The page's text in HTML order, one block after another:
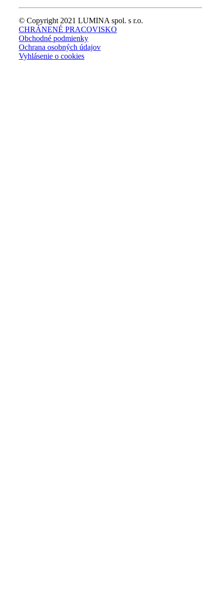
© Copyright 2021 LUMINA spol. s r.o.
CHRÁNENÉ PRACOVISKO
Obchodné podmienky
Ochrana osobných údajov
Vyhlásenie o cookies